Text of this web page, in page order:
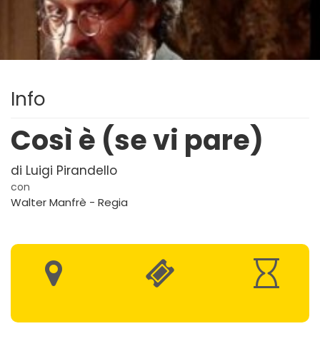
Info
Così è (se vi pare)
di Luigi Pirandello
con
Walter Manfrè - Regia